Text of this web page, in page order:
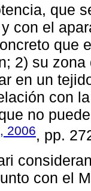
que
con el
que
2) su
en un
con
no
2006, pp.
con el